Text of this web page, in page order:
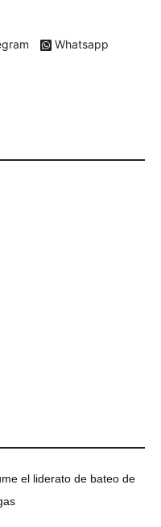
Whatsapp
el liderato de bateo de